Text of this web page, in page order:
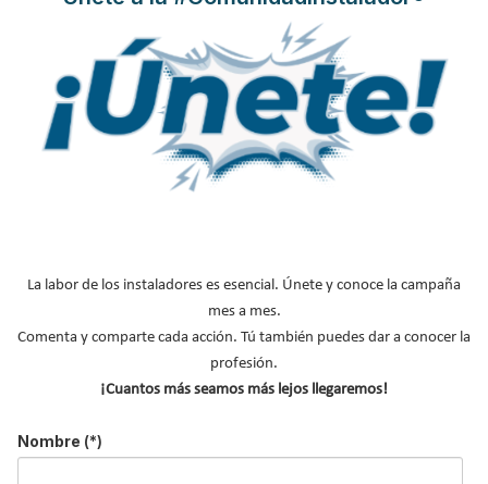
LO MÁS VISTO
Recuperadores de calor: qué son, cómo
funcionan y cuándo son…
Consejos para ahorrar con el aire
El precio de los biocombustibles cambia en
¿Cómo detectar el gas radón? Medición y
La labor de los instaladores es esencial. Únete y conoce la campaña
mes a mes.
Comenta y comparte cada acción. Tú también puedes dar a conocer la
profesión.
¡Cuantos más seamos más lejos llegaremos!
Nombre (*)